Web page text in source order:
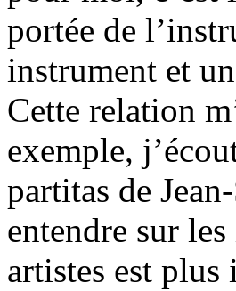
portée de
instrument et
Cette relation
exemple,
partitas de
entendre sur
artistes est